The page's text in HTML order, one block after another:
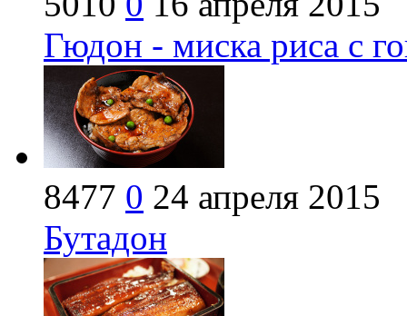
Гюдон - миска риса с
8477 0 24 апреля 2015
Бутадон